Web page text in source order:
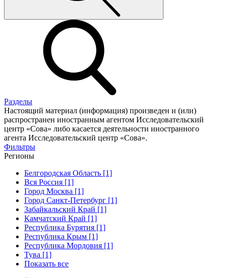
Разделы
Настоящий материал (информация) произведен и (или)
распространен иностранным агентом Исследовательский
центр «Сова» либо касается деятельности иностранного
агента Исследовательский центр «Сова».
Фильтры
Регионы
Белгородская Область [1]
Вся Россия [1]
Город Москва [1]
Город Санкт-Петербург [1]
Забайкальский Край [1]
Камчатский Край [1]
Республика Бурятия [1]
Республика Крым [1]
Республика Мордовия [1]
Тува [1]
Показать все